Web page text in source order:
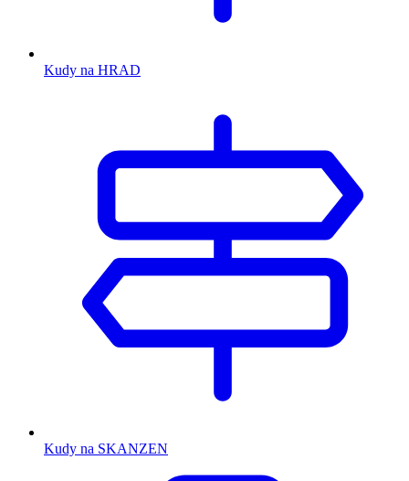
Kudy na HRAD
Kudy na SKANZEN